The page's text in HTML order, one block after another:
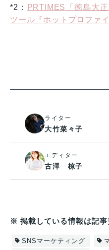
*2：
PRTIMES「徳島大
ツール『ホットプロファ
ライター
大竹菜々子
エディター
古澤 椋子
※ 掲載している情報は記事
SNSマーケティング